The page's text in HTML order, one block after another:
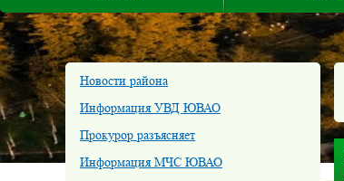
Новости района
Информация УВД ЮВАО
Прокурор разъясняет
Информация МЧС ЮВАО